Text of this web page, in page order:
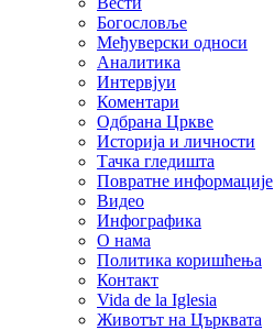
Богословље
Међуверски односи
Аналитика
Интервјуи
Коментари
Одбрана Цркве
Историја и личности
Тачка гледишта
Повратне информације
Видео
Инфографика
О нама
Политика коришћења
Контакт
Vida de la Iglesia
Животът на Църквата